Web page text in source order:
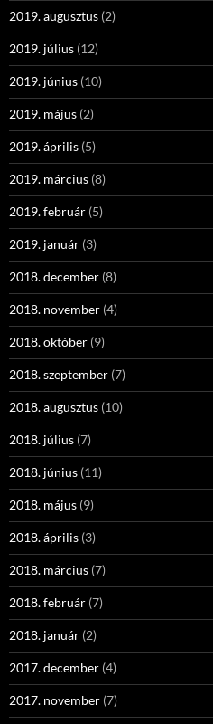
2019. augusztus (2)
2019. július (12)
2019. június (10)
2019. május (2)
2019. április (5)
2019. március (8)
2019. február (5)
2019. január (3)
2018. december (8)
2018. november (4)
2018. október (9)
2018. szeptember (7)
2018. augusztus (10)
2018. július (7)
2018. június (11)
2018. május (9)
2018. április (3)
2018. március (7)
2018. február (7)
2018. január (2)
2017. december (4)
2017. november (7)